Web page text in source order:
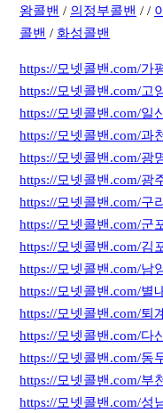
왕콜밴 / 의정부콜밴 / /
콜밴 / 화성콜밴
https://모넷콜밴.com/가
https://모넷콜밴.com/고
https://모넷콜밴.com/일
https://모넷콜밴.com/과
https://모넷콜밴.com/광
https://모넷콜밴.com/광
https://모넷콜밴.com/구
https://모넷콜밴.com/군
https://모넷콜밴.com/김
https://모넷콜밴.com/남
https://모넷콜밴.com/별
https://모넷콜밴.com/퇴
https://모넷콜밴.com/다
https://모넷콜밴.com/동
https://모넷콜밴.com/부
https://모넷콜밴.com/성